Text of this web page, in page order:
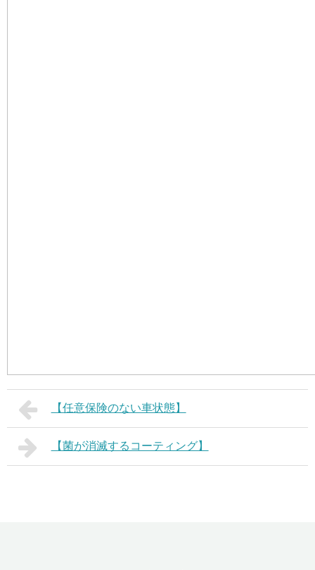
【任意保険のない車状態】
【菌が消滅するコーティング】